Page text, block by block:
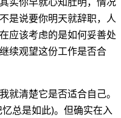
是说要你明天就辞职，人
应该考虑的是如何妥善处
续观望这份工作是否合
就清楚它是否适合自己。
总是如此)。但确实在入